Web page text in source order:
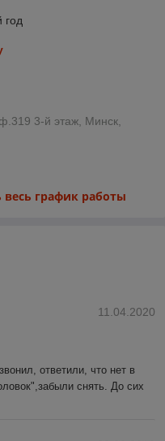
год
3-й этаж, Минск,
весь график работы
11.04.2020
ответили, что нет в
снять. До сих